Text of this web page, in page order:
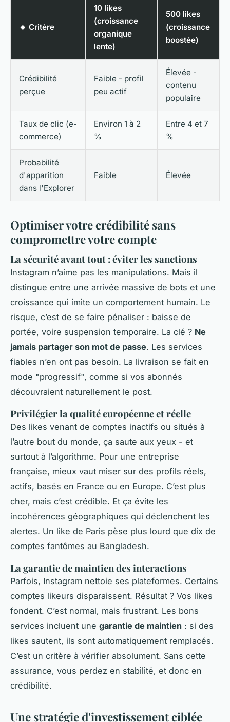
🔸 Critère
10 likes
(croissance
organique
lente)
500 likes
(croissance
boostée)
Crédibilité
perçue
Faible - profil
peu actif
Élevée -
contenu
populaire
Taux de clic (e-
commerce)
Environ 1 à 2
%
Entre 4 et 7
%
Probabilité
d'apparition
dans l'Explorer
Faible Élevée
Optimiser votre crédibilité sans
compromettre votre compte
La sécurité avant tout : éviter les sanctions
Instagram n’aime pas les manipulations. Mais il
distingue entre une arrivée massive de bots et une
croissance qui imite un comportement humain. Le
risque, c’est de se faire pénaliser : baisse de
portée, voire suspension temporaire. La clé ? Ne
jamais partager son mot de passe. Les services
fiables n’en ont pas besoin. La livraison se fait en
mode "progressif", comme si vos abonnés
découvraient naturellement le post.
Privilégier la qualité européenne et réelle
Des likes venant de comptes inactifs ou situés à
l’autre bout du monde, ça saute aux yeux - et
surtout à l’algorithme. Pour une entreprise
française, mieux vaut miser sur des profils réels,
actifs, basés en France ou en Europe. C’est plus
cher, mais c’est crédible. Et ça évite les
incohérences géographiques qui déclenchent les
alertes. Un like de Paris pèse plus lourd que dix de
comptes fantômes au Bangladesh.
La garantie de maintien des interactions
Parfois, Instagram nettoie ses plateformes. Certains
comptes likeurs disparaissent. Résultat ? Vos likes
fondent. C’est normal, mais frustrant. Les bons
services incluent une garantie de maintien : si des
likes sautent, ils sont automatiquement remplacés.
C’est un critère à vérifier absolument. Sans cette
assurance, vous perdez en stabilité, et donc en
crédibilité.
Une stratégie d'investissement ciblée